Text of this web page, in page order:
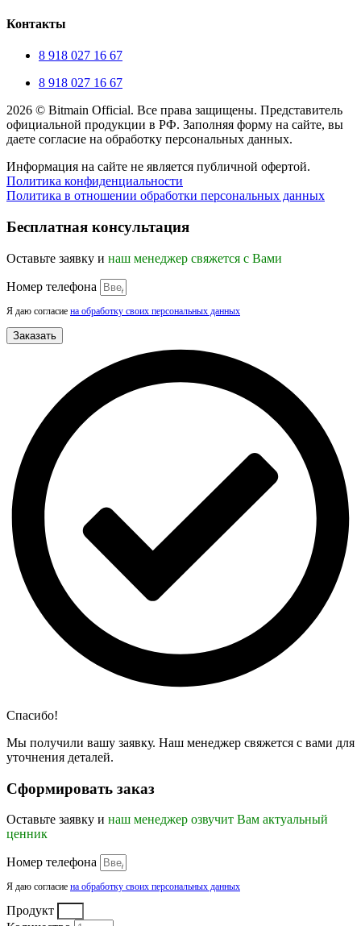
Контакты
8 918 027 16 67
8 918 027 16 67
2026 © Bitmain Official. Все права защищены. Представитель
официальной продукции в РФ. Заполняя форму на сайте, вы
даете согласие на обработку персональных данных.
Информация на сайте не является публичной офертой.
Политика конфиденциальности
Политика в отношении обработки персональных данных
вверх
Бесплатная консультация
Оставьте заявку и наш менеджер свяжется с Вами
Номер телефона
Я даю согласие на обработку своих персональных данных
Заказать
Спасибо!
Мы получили вашу заявку. Наш менеджер свяжется с вами для
уточнения деталей.
Сформировать заказ
Оставьте заявку и наш менеджер озвучит Вам актуальный
ценник
Номер телефона
Я даю согласие на обработку своих персональных данных
Продукт